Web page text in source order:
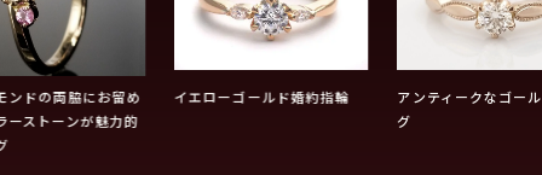
ンドの両脇にお留め
ーストーンが魅力的
イエローゴールド婚約指輪
アンティークなゴー
グ